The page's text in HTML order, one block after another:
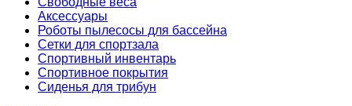
Аксессуары
Роботы пылесосы для бассейна
Сетки для спортзала
Спортивный инвентарь
Спортивное покрытия
Сиденья для трибун